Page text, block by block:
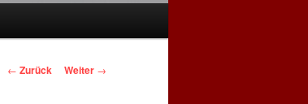
Beitragsnavigation
← Zurück Weiter →